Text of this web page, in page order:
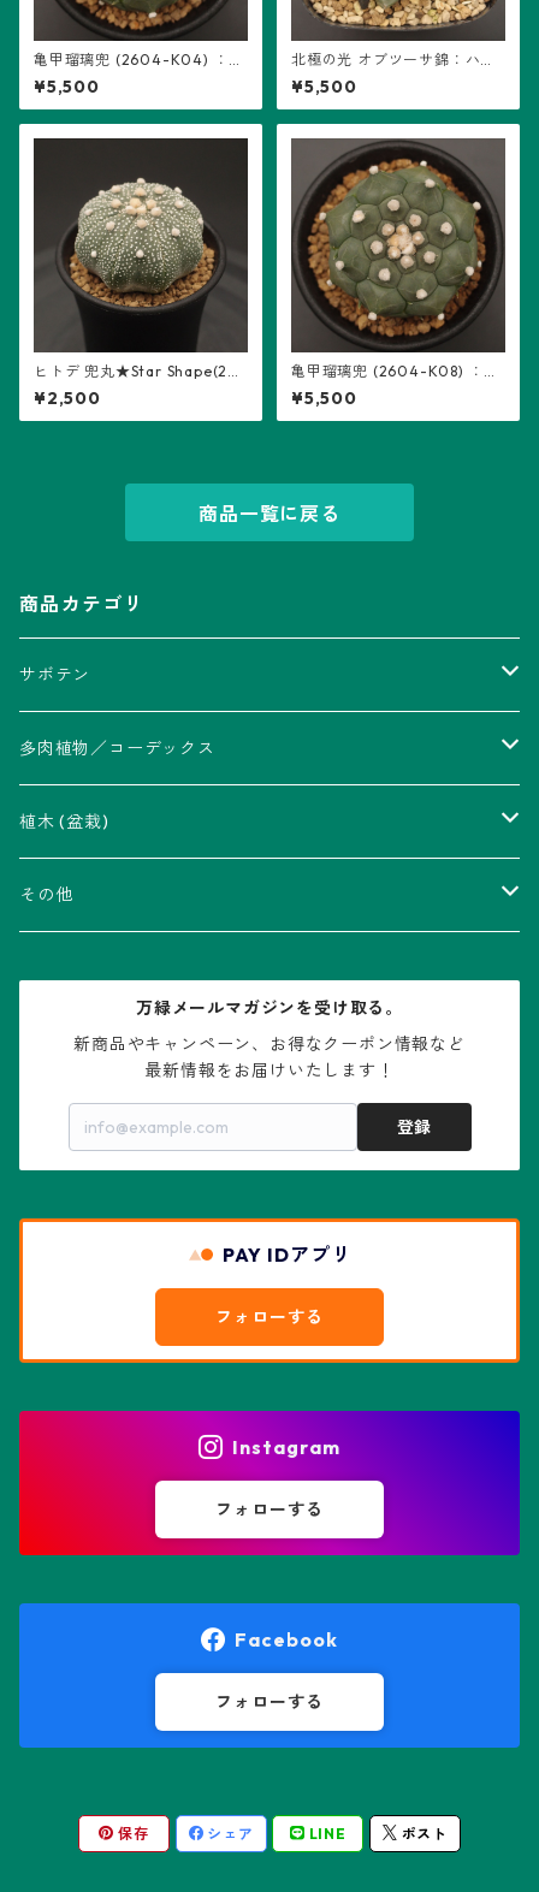
亀甲瑠璃兜 (2604-K04) ：ア
ストロフィツム属 ※実生
¥5,500
北極の光 オブツーサ錦：ハオ
ルチア属 (B01)
¥5,500
ヒトデ 兜丸★Star Shape(26
04-S03)：アストロフィツム
属 ※実生
¥2,500
亀甲瑠璃兜 (2604-K08) ：ア
ストロフィツム属 ※実生
¥5,500
商品一覧に戻る
商品カテゴリ
サボテン
アストロフィツム属
瑠璃兜錦、兜丸錦
V-type兜
リザード・スキン兜
花園兜
アリオカルプス属
ウィギンシア属
エキノケレウス属
エキノプシス属
エリオシケ属
オレオケレウス属
friedrichii LB 2178
キリンドロオプンチア属
多肉植物／コーデックス
アカベ属
アロエ属
コノフィツム属
センナ属
パキポディウム属
フェネストラリア属
プセウドリトス属
ユーフォルビア属
植木 (盆栽)
ムクロジ科：カエデ属
その他
水石・景石
万緑メールマガジンを受け取る。
新商品やキャンペーン、お得なクーポン情報など
最新情報をお届けいたします！
登録
PAY IDアプリ
フォローする
Instagram
フォローする
Facebook
フォローする
保存 シェア LINE ポスト